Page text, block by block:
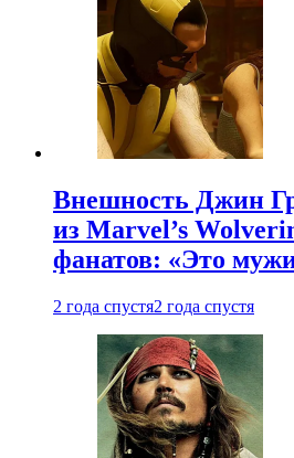
Внешность Джин
из Marvel’s
фанатов: «Это
2 года спустя2 года спустя